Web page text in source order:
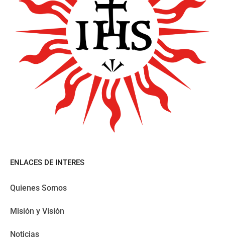
ENLACES DE INTERES
Quienes Somos
Misión y Visión
Noticias